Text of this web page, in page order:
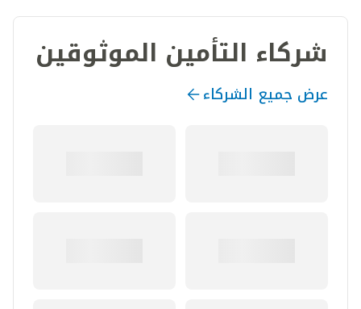
شركاء التأمين الموثوقين
عرض جميع الشركاء